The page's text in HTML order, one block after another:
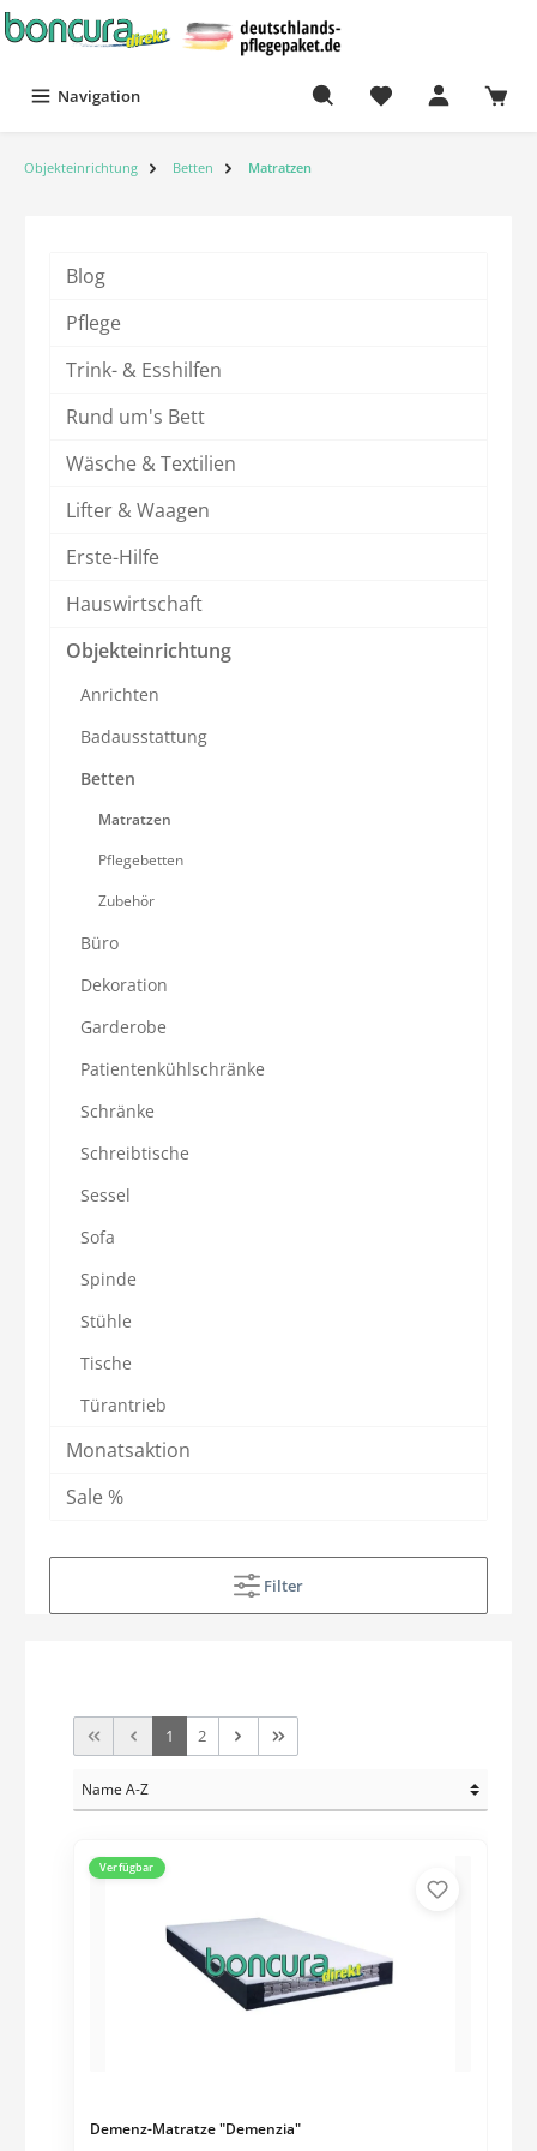
Navigation
Objekteinrichtung Betten Matratzen
Blog
Pflege
Trink- & Esshilfen
Rund um's Bett
Wäsche & Textilien
Lifter & Waagen
Erste-Hilfe
Hauswirtschaft
Objekteinrichtung
Anrichten
Badausstattung
Betten
Matratzen
Pflegebetten
Zubehör
Büro
Dekoration
Garderobe
Patientenkühlschränke
Schränke
Schreibtische
Sessel
Sofa
Spinde
Stühle
Tische
Türantrieb
Monatsaktion
Sale %
Filter
1 2
Verfügbar
Demenz-Matratze "Demenzia"